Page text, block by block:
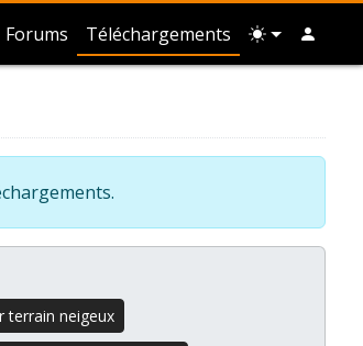
Forums Téléchargements
terrain neigeux